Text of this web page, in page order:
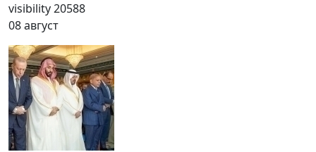
visibility20588
08 август